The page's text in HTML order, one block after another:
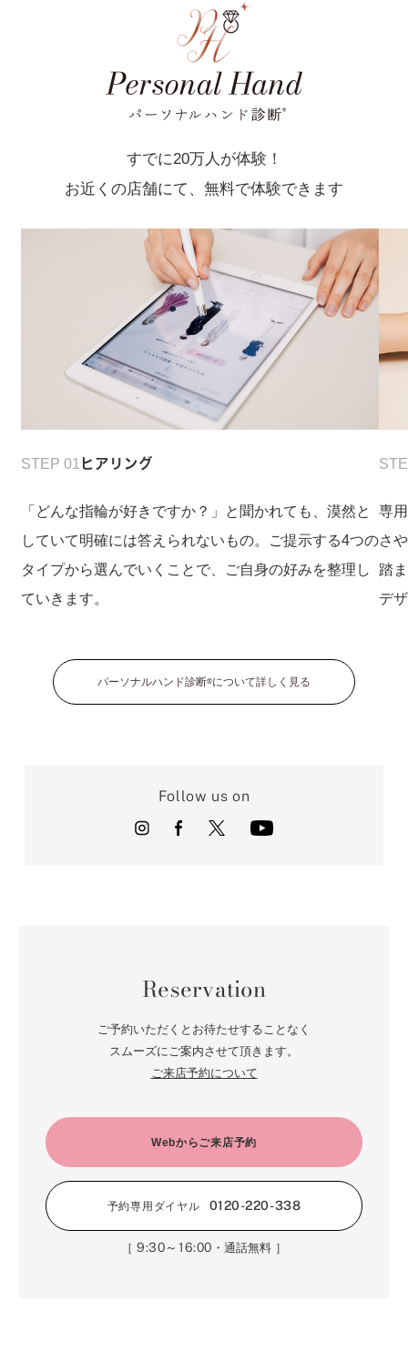
すでに20万人が体験！
お近くの店舗にて、無料で体験できます
STEP 01 ヒアリング
「どんな指輪が好きですか？」と聞かれても、漠然と
していて明確には答えられないもの。ご提示する4つの
タイプから選んでいくことで、ご自身の好みを整理し
ていきます。
専
さ
踏
デ
パーソナルハンド診断®について詳しく見る
Follow us on
Reservation
ご予約いただくとお待たせすることなく
スムーズにご案内させて頂きます。
ご来店予約について
Webからご来店予約
予約専用ダイヤル 0120-220-338
［9:30～16:00 ・通話無料 ］